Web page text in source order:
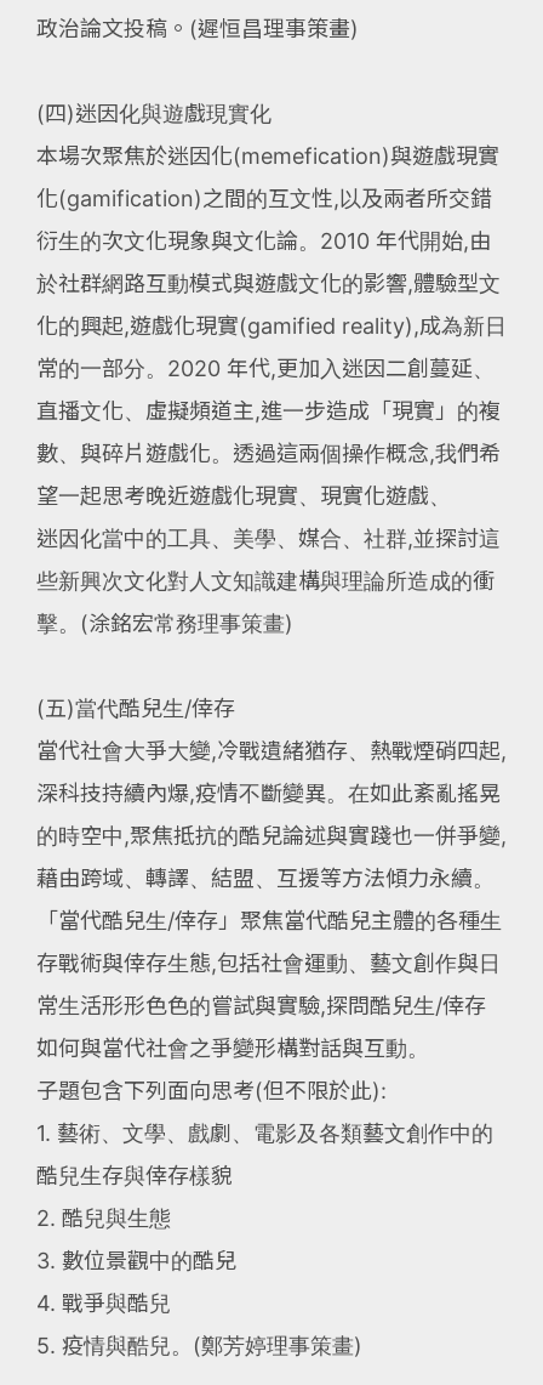
政治論文投稿。(遲恒昌理事策畫)
(四)迷因化與遊戲現實化
本場次聚焦於迷因化(memefication)與遊戲現實
化(gamification)之間的互文性,以及兩者所交錯
衍生的次文化現象與文化論。2010 年代開始,由
於社群網路互動模式與遊戲文化的影響,體驗型文
化的興起,遊戲化現實(gamified reality),成為新日
常的一部分。2020 年代,更加入迷因二創蔓延、
直播文化、虛擬頻道主,進一步造成「現實」的複
數、與碎片遊戲化。透過這兩個操作概念,我們希
望一起思考晚近遊戲化現實、現實化遊戲、
迷因化當中的工具、美學、媒合、社群,並探討這
些新興次文化對人文知識建構與理論所造成的衝
擊。(涂銘宏常務理事策畫)
(五)當代酷兒生/倖存
當代社會大爭大變,冷戰遺緒猶存、熱戰煙硝四起,
深科技持續內爆,疫情不斷變異。在如此紊亂搖晃
的時空中,聚焦抵抗的酷兒論述與實踐也一併爭變,
藉由跨域、轉譯、結盟、互援等方法傾力永續。
「當代酷兒生/倖存」聚焦當代酷兒主體的各種生
存戰術與倖存生態,包括社會運動、藝文創作與日
常生活形形色色的嘗試與實驗,探問酷兒生/倖存
如何與當代社會之爭變形構對話與互動。
子題包含下列面向思考(但不限於此):
1. 藝術、文學、戲劇、電影及各類藝文創作中的
酷兒生存與倖存樣貌
2. 酷兒與生態
3. 數位景觀中的酷兒
4. 戰爭與酷兒
5. 疫情與酷兒。(鄭芳婷理事策畫)